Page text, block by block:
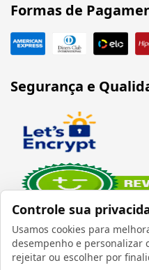
Controle sua
Usamos cookies para
desempenho e personalizar
rejeitar ou escolher por
Formas de
Segurança e